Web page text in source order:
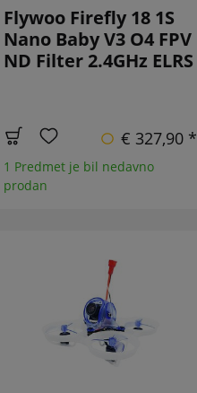
Flywoo Firefly 18 1S
Nano Baby V3 O4 FPV
ND Filter 2.4GHz ELRS
€ 327,90 *
1 Predmet je bil nedavno
prodan